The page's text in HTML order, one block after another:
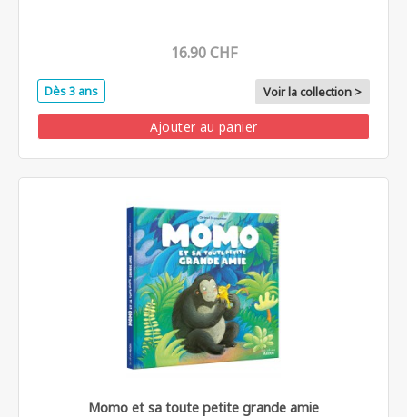
16.90 CHF
Dès 3 ans Voir la collection >
Ajouter au panier
Momo et sa toute petite grande amie